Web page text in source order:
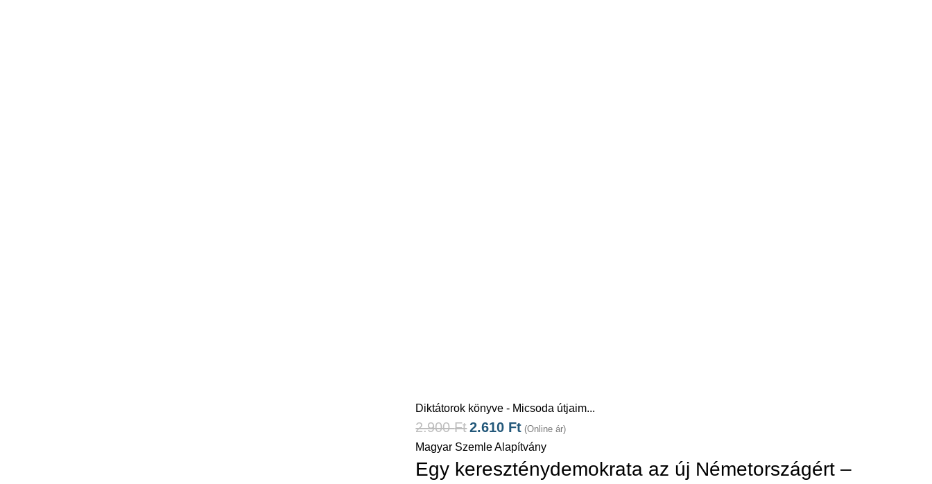
Diktátorok könyve - Micsoda útjaim...
2.900Ft2.610 Ft (Online ár)
Magyar Szemle Alapítvány
Egy kereszténydemokrata az új Németországért –